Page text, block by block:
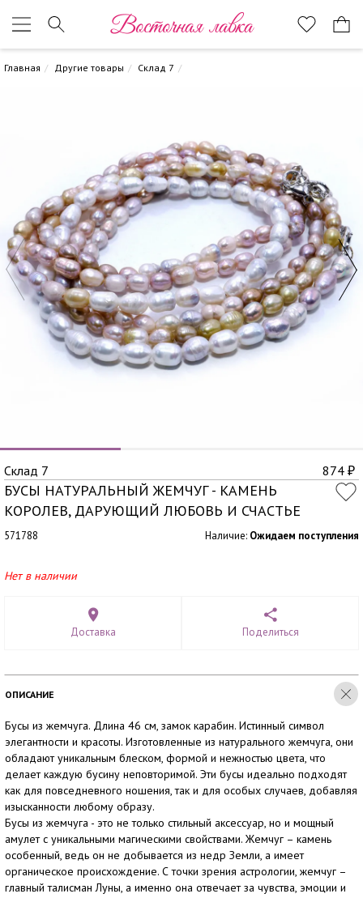
Восточная лавка
Главная Другие товары Склад 7
Склад 7 874 ₽
БУСЫ НАТУРАЛЬНЫЙ ЖЕМЧУГ - КАМЕНЬ
КОРОЛЕВ, ДАРУЮЩИЙ ЛЮБОВЬ И СЧАСТЬЕ
571788 Наличие: Ожидаем поступления
Нет в наличии
Доставка Поделиться
ОПИСАНИЕ
Бусы из жемчуга. Длина 46 см, замок карабин. Истинный символ
элегантности и красоты. Изготовленные из натурального жемчуга, они
обладают уникальным блеском, формой и нежностью цвета, что
делает каждую бусину неповторимой. Эти бусы идеально подходят
как для повседневного ношения, так и для особых случаев, добавляя
изысканности любому образу.
Бусы из жемчуга - это не только стильный аксессуар, но и мощный
амулет с уникальными магическими свойствами. Жемчуг – камень
особенный, ведь он не добывается из недр Земли, а имеет
органическое происхождение. С точки зрения астрологии, жемчуг –
главный талисман Луны, а именно она отвечает за чувства, эмоции и